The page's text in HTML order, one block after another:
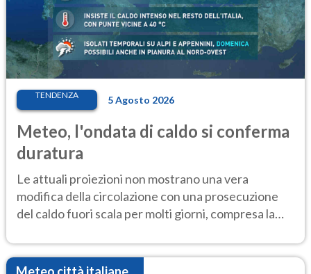
TENDENZA 5 Agosto 2026
Meteo, l'ondata di caldo si conferma
duratura
Le attuali proiezioni non mostrano una vera
modifica della circolazione con una prosecuzione
del caldo fuori scala per molti giorni, compresa la